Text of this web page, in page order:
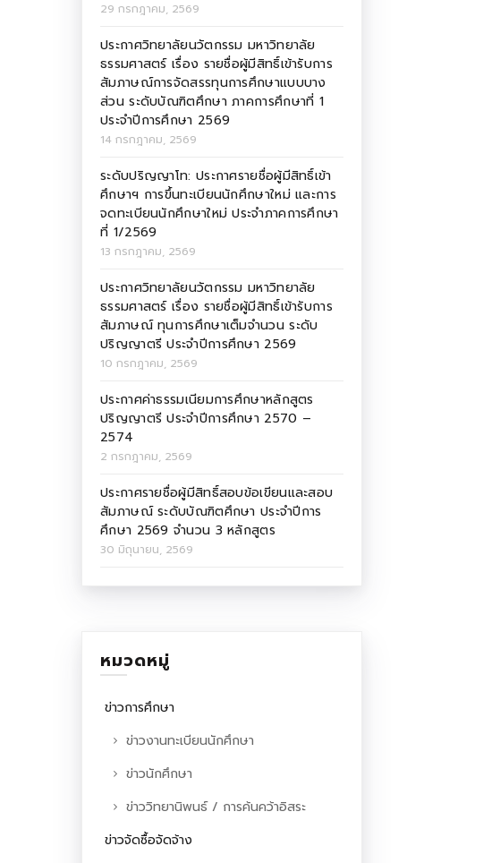
29 กรกฎาคม, 2569
ประกาศวิทยาลัยนวัตกรรม มหาวิทยาลัย
ธรรมศาสตร์ เรื่อง รายชื่อผู้มีสิทธิ์เข้ารับการ
สัมภาษณ์การจัดสรรทุนการศึกษาแบบบาง
ส่วน ระดับบัณฑิตศึกษา ภาคการศึกษาที่ 1
ประจำปีการศึกษา 2569
14 กรกฎาคม, 2569
ระดับปริญญาโท: ประกาศรายชื่อผู้มีสิทธิ์เข้า
ศึกษาฯ การขึ้นทะเบียนนักศึกษาใหม่ และการ
จดทะเบียนนักศึกษาใหม่ ประจำภาคการศึกษา
ที่ 1/2569
13 กรกฎาคม, 2569
ประกาศวิทยาลัยนวัตกรรม มหาวิทยาลัย
ธรรมศาสตร์ เรื่อง รายชื่อผู้มีสิทธิ์เข้ารับการ
สัมภาษณ์ ทุนการศึกษาเต็มจำนวน ระดับ
ปริญญาตรี ประจำปีการศึกษา 2569
10 กรกฎาคม, 2569
ประกาศค่าธรรมเนียมการศึกษาหลักสูตร
ปริญญาตรี ประจำปีการศึกษา 2570 –
2574
2 กรกฎาคม, 2569
ประกาศรายชื่อผู้มีสิทธิ์สอบข้อเขียนและสอบ
สัมภาษณ์ ระดับบัณฑิตศึกษา ประจำปีการ
ศึกษา 2569 จำนวน 3 หลักสูตร
30 มิถุนายน, 2569
หมวดหมู่
ข่าวการศึกษา
ข่าวงานทะเบียนนักศึกษา
ข่าวนักศึกษา
ข่าววิทยานิพนธ์ / การค้นคว้าอิสระ
ข่าวจัดซื้อจัดจ้าง